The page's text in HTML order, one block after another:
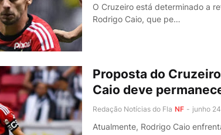
O Cruzeiro está determinado a
Rodrigo Caio, que pe…
Proposta do
Caio deve
Redação Notícias do Fla NF - junho
Atualmente, Rodrigo Caio